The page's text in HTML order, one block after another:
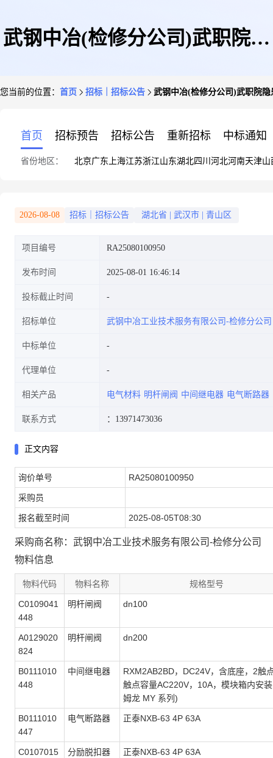
武钢中冶(检修分公司)武职院隐
公司-检修分公司)
您当前的位置： 首页 招标｜招标公告 武钢中冶(检修分公司)武职院
首页 招标预告 招标公告 重新招标 中标通知
省份地区： 北京广东 上海江苏浙江山东湖北四川 河北河南天津山
2026-08-08 招标｜招标公告 湖北省 武汉市 青山区
项目编号 RA25080100950
发布时间 2025-08-01 16:46:14
投标截止时间
招标单位 武钢中冶工业技术服务有限公司-检修分公司
中标单位
代理单位
相关产品 电气材料 明杆闸阀 中间继电器 电气断路器
联系方式 ：13971473036
正文内容
询价单号 RA25080100950
采购员
报名截至时间 2025-08-05T08:30
采购商名称：武钢中冶工业技术服务有限公司-检修分公司
物料信息
物料代码 物料名称 规格型号
C0109041
448
明杆闸阀 dn100
A0129020
824
明杆闸阀 dn200
B0111010
448
中间继电器
RXM2AB2BD，DC24V，含底座，2触
触点容量AC220V，10A，模块箱内安
姆龙 MY 系列)
B0111010
447
电气断路器 正泰NXB-63 4P 63A
C0107015
分励脱扣器
正泰NXB-63 4P 63A